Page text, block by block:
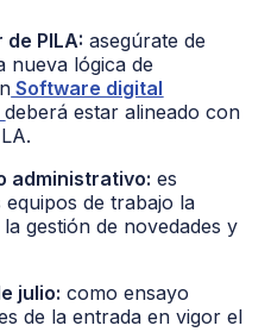
PILA: asegúrate de
nueva lógica de
Software digital
deberá estar alineado con
administrativo: es
de trabajo la
gestión de novedades y
julio: como ensayo
de la entrada en vigor el